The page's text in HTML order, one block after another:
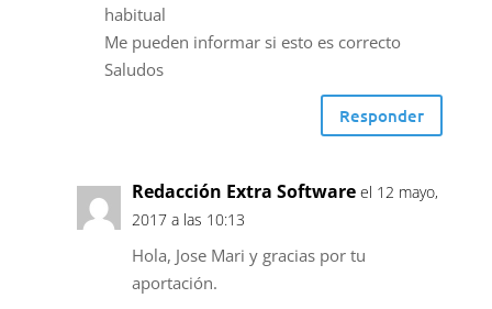
habitual
Me pueden informar si esto es correcto
Saludos
Responder
Redacción Extra Software el 12 mayo,
2017 a las 10:13
Hola, Jose Mari y gracias por tu
aportación.